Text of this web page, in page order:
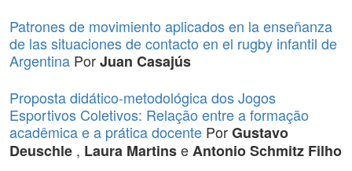
Patrones de movimiento aplicados en la enseñanza
de las situaciones de contacto en el rugby infantil de
Argentina PorJuan Casajús
Proposta didático-metodológica dos Jogos
Esportivos Coletivos: Relação entre a formação
acadêmica e a prática docente PorGustavo
Deuschle , Laura MartinseAntonio Schmitz Filho